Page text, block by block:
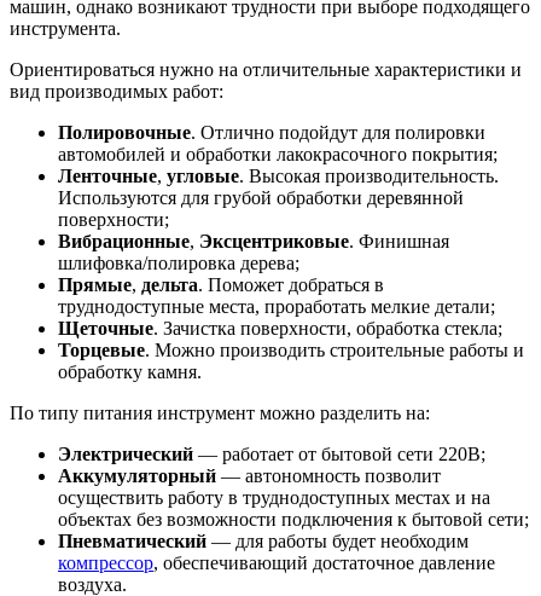
машин, однако возникают трудности при выборе подходящего
инструмента.
Ориентироваться нужно на отличительные характеристики и
вид производимых работ:
Полировочные. Отлично подойдут для полировки
автомобилей и обработки лакокрасочного покрытия;
Ленточные, угловые. Высокая производительность.
Используются для грубой обработки деревянной
поверхности;
Вибрационные, Эксцентриковые. Финишная
шлифовка/полировка дерева;
Прямые, дельта. Поможет добраться в
труднодоступные места, проработать мелкие детали;
Щеточные. Зачистка поверхности, обработка стекла;
Торцевые. Можно производить строительные работы и
обработку камня.
По типу питания инструмент можно разделить на:
Электрический — работает от бытовой сети 220В;
Аккумуляторный — автономность позволит
осуществить работу в труднодоступных местах и на
объектах без возможности подключения к бытовой сети;
Пневматический — для работы будет необходим
компрессор, обеспечивающий достаточное давление
воздуха.